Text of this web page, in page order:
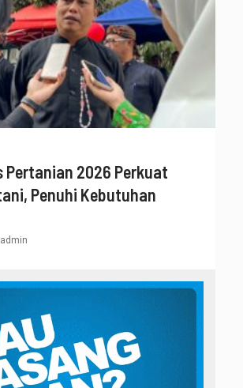
Pertanian 2026 Perkuat
Penuhi Kebutuhan
admin